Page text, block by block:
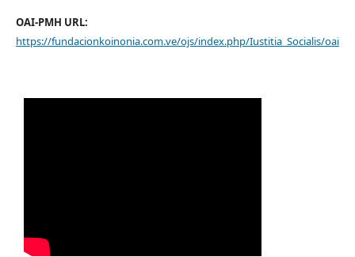
OAI-PMH URL:
https://fundacionkoinonia.com.ve/ojs/index.php/Iustitia_Socialis/oai